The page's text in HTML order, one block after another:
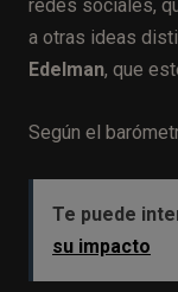
redes sociales,
a otras ideas
Edelman, que
Según el
Te puede
su impacto